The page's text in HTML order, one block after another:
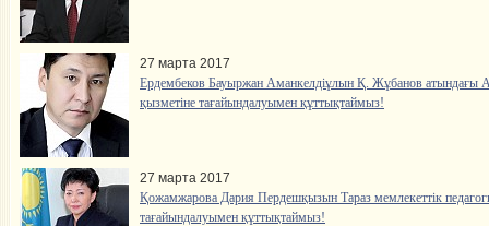
27 марта 2017
Ердембеков Бауыржан Аманкелдіұлын Қ. Жұбанов атындағы
қызметіне тағайындалуымен құттықтаймыз!
27 марта 2017
Қожамжарова Дария Пердешқызын Тараз мемлекеттік
тағайындалуымен құттықтаймыз!